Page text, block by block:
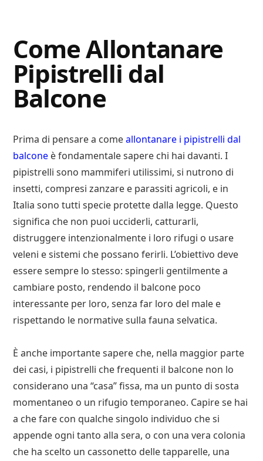
Advisory
Come Allontanare
Pipistrelli dal
Balcone
Prima di pensare a comeallontanare i pipistrelli dal
balcone è fondamentale sapere chi hai davanti. I
pipistrelli sono mammiferi utilissimi, si nutrono di
insetti, compresi zanzare e parassiti agricoli, e in
Italia sono tutti specie protette dalla legge. Questo
significa che non puoi ucciderli, catturarli,
distruggere intenzionalmente i loro rifugi o usare
veleni e sistemi che possano ferirli. L’obiettivo deve
essere sempre lo stesso: spingerli gentilmente a
cambiare posto, rendendo il balcone poco
interessante per loro, senza far loro del male e
rispettando le normative sulla fauna selvatica.
È anche importante sapere che, nella maggior parte
dei casi, i pipistrelli che frequenti il balcone non lo
considerano una “casa” fissa, ma un punto di sosta
momentaneo o un rifugio temporaneo. Capire se hai
a che fare con qualche singolo individuo che si
appende ogni tanto alla sera, o con una vera colonia
che ha scelto un cassonetto delle tapparelle, una